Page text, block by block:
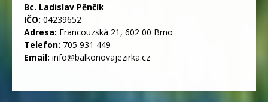
Bc. Ladislav Pěnčík
IČO: 04239652
Adresa: Francouzská 21, 602 00 Brno
Telefon: 705 931 449
Email: info@balkonovajezirka.cz